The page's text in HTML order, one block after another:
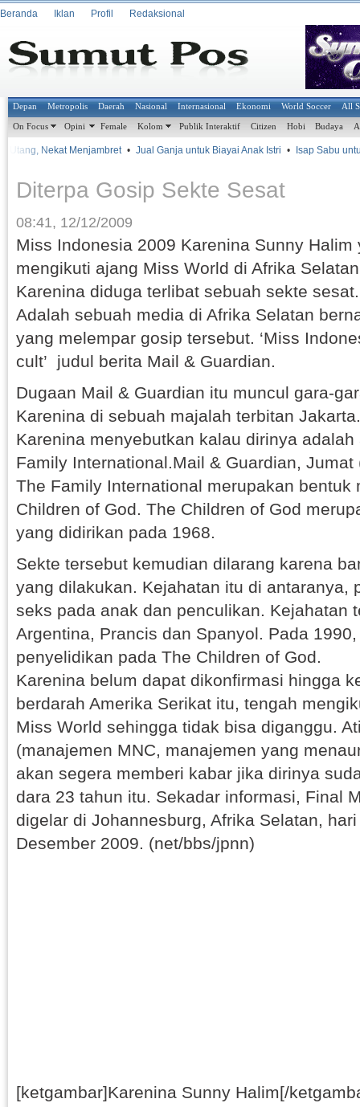
Beranda Iklan Profil Redaksional
Depan Metropolis Daerah Nasional Internasional Ekonomi World Soccer All
On Focus Opini Female Kolom Publik Interaktif Citizen Hobi Budaya
Nekat Menjambret • Jual Ganja untuk Biayai Anak Istri • Isap Sabu
Diterpa Gosip Sekte Sesat
08:41, 12/12/2009
Miss Indonesia 2009 Karenina Sunny Halim
mengikuti ajang Miss World di Afrika
Karenina diduga terlibat sebuah sekte sesat.
Adalah sebuah media di Afrika Selatan
yang melempar gosip tersebut. ‘Miss
cult’ judul berita Mail & Guardian.
Dugaan Mail & Guardian itu muncul gara-
Karenina di sebuah majalah terbitan
Karenina menyebutkan kalau dirinya
Family International.Mail & Guardian, Jumat
The Family International merupakan bentuk
Children of God. The Children of God
yang didirikan pada 1968.
Sekte tersebut kemudian dilarang karena
yang dilakukan. Kejahatan itu di antaranya,
seks pada anak dan penculikan. Kejahatan
Argentina, Prancis dan Spanyol. Pada
penyelidikan pada The Children of God.
Karenina belum dapat dikonfirmasi hingga
berdarah Amerika Serikat itu, tengah
Miss World sehingga tidak bisa diganggu.
(manajemen MNC, manajemen yang
akan segera memberi kabar jika dirinya
dara 23 tahun itu. Sekadar informasi, Final
digelar di Johannesburg, Afrika Selatan,
Desember 2009. (net/bbs/jpnn)
[ketgambar]Karenina Sunny Halim[/